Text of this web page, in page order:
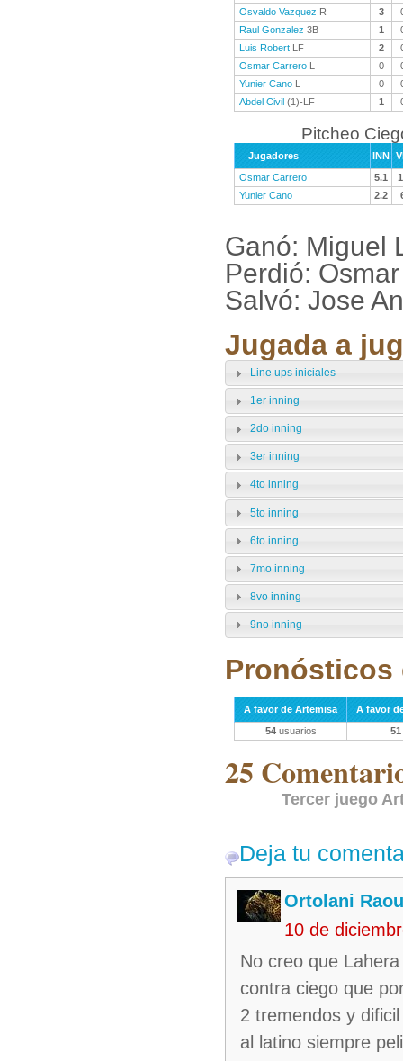
Osvaldo Vazquez R 3
Raul Gonzalez 3B 1
Luis Robert LF 2
Osmar Carrero L 0
Yunier Cano L 0
Abdel Civil (1)-LF 1
Pitcheo
Jugadores INN
Osmar Carrero
5.1
Yunier Cano
2.2
Ganó: Miguel
Perdió:
Salvó: Jose
Jugada a
Line ups iniciales
1er inning
2do inning
3er inning
4to inning
5to inning
6to inning
7mo inning
8vo inning
9no inning
Pronósticos
A favor de Artemisa
A favor
54usuarios 51
25
Tercer juego
Deja tu
Ortolani
10 de
No creo que
contra ciego que
2 tremendos y
al latino siempre